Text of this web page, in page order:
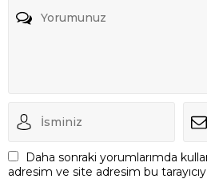
Daha sonraki yorumlarımda
adresim ve site adresim bu